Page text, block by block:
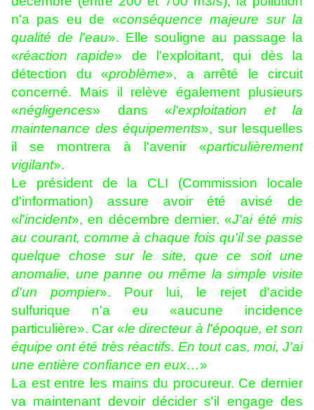
n'a pas eu de «conséquence majeure sur la
qualité de l'eau». Elle souligne au passage la
«réaction rapide» de l'exploitant, qui dès la
détection du «problème», a arrêté le circuit
concerné. Mais il relève également plusieurs
«négligences» dans «l'exploitation et la
maintenance des équipements», sur lesquelles
il se montrera à l'avenir «particulièrement
vigilant».
Le président de la CLI (Commission locale
d'information) assure avoir été avisé de
«l'incident», en décembre dernier. «J'ai été mis
au courant, comme à chaque fois qu'il se passe
quelque chose sur le site, que ce soit une
anomalie, une panne ou même la simple visite
d'un pompier». Pour lui, le rejet d'acide
sulfurique n'a eu «aucune incidence
particulière». Car «le directeur à l'époque, et son
équipe ont été très réactifs. En tout cas, moi, J'ai
une entière confiance en eux…»
La est entre les mains du procureur. Ce dernier
va maintenant devoir décider s'il engage des